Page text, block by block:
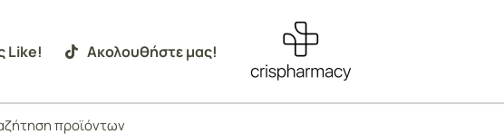
Like! Ακολουθήστε μας!